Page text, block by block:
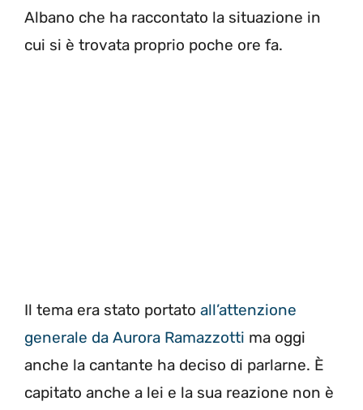
Albano che ha raccontato la situazione in
cui si è trovata proprio poche ore fa.
Il tema era stato portato all’attenzione
generale da Aurora Ramazzotti ma oggi
anche la cantante ha deciso di parlarne. È
capitato anche a lei e la sua reazione non è